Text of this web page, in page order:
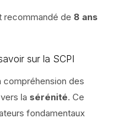
recommandé de 8 ans
sur la SCPI
compréhension des
la sérénité. Ce
fondamentaux